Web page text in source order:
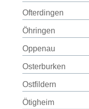
Ofterdingen
Öhringen
Oppenau
Osterburken
Ostfildern
Ötigheim